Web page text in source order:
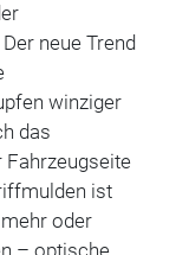
neue Trend
winziger
das
Fahrzeugseite
ist
oder